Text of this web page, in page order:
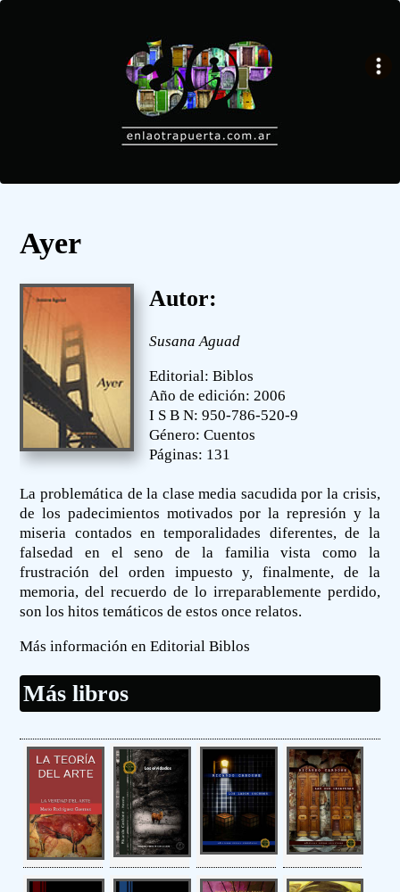
Ayer
Autor:
Susana Aguad
Editorial: Biblos
Año de edición: 2006
I S B N: 950-786-520-9
Género: Cuentos
Páginas: 131
La problemática de la clase media sacudida por la crisis,
de los padecimientos motivados por la represión y la
miseria contados en temporalidades diferentes, de la
falsedad en el seno de la familia vista como la
frustración del orden impuesto y, finalmente, de la
memoria, del recuerdo de lo irreparablemente perdido,
son los hitos temáticos de estos once relatos.
Más información en Editorial Biblos
Más libros